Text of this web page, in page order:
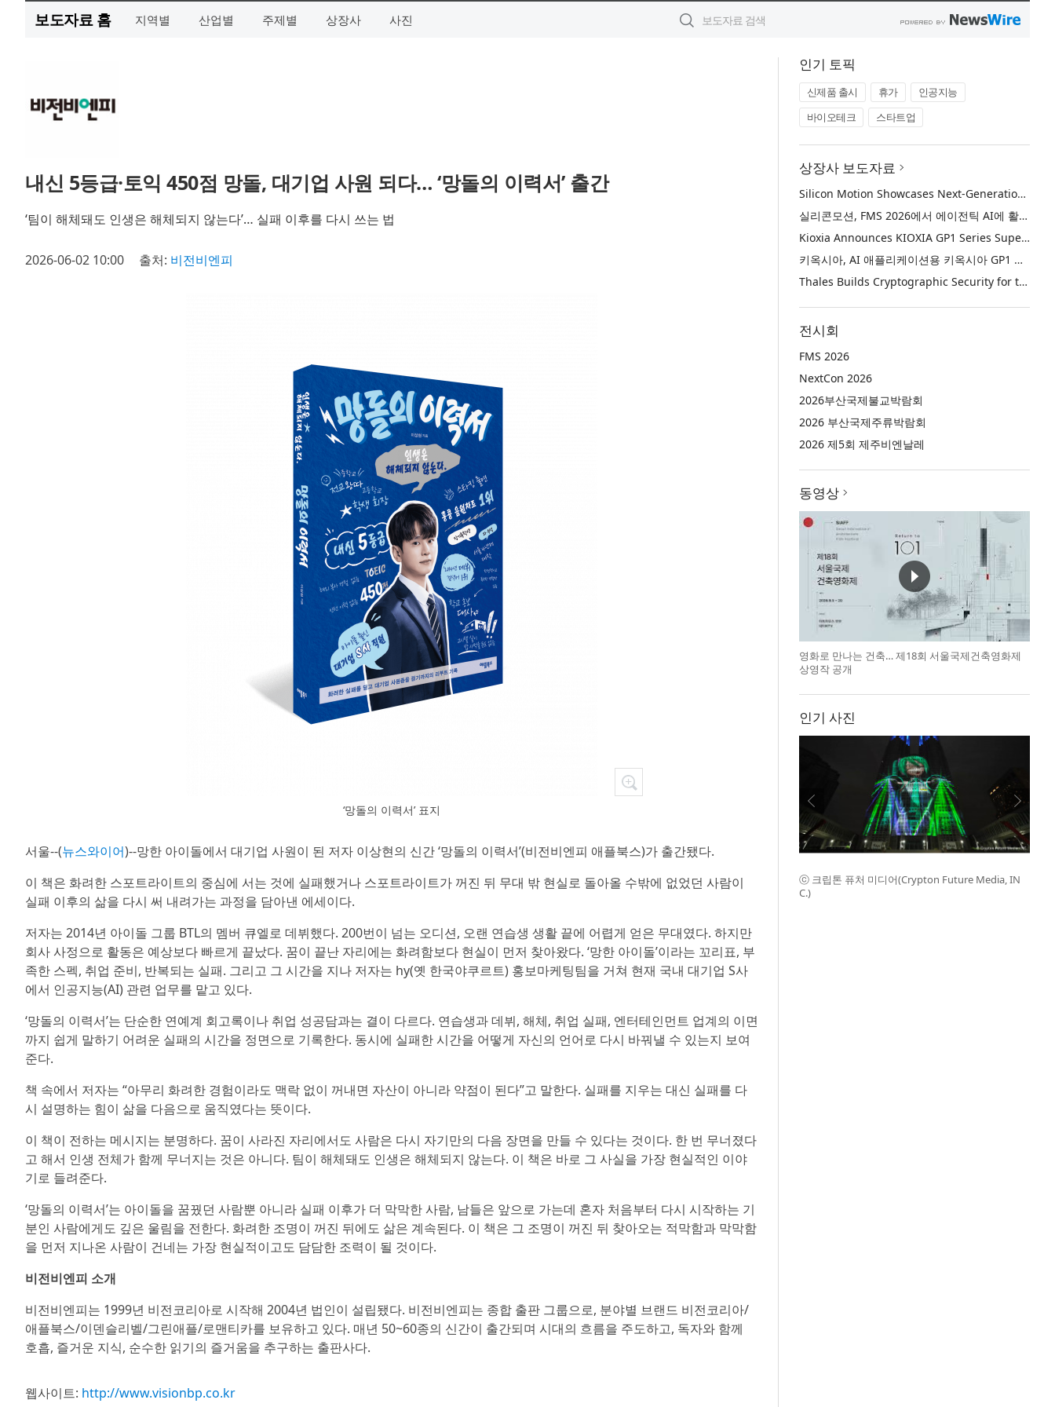
보도자료 홈 지역별 산업별 주제별 상장사 사진
내신 5등급·토익 450점 망돌, 대기업 사원 되다… ‘망돌의 이력서’ 출간
‘팀이 해체돼도 인생은 해체되지 않는다’… 실패 이후를 다시 쓰는 법
2026-06-02 10:00 출처: 비전비엔피
‘망돌의 이력서’ 표지
서울--(뉴스와이어)--망한 아이돌에서 대기업 사원이 된 저자 이상현의 신간 ‘망돌의 이력서’(비전비엔피 애플북스)가 출간됐다.
이 책은 화려한 스포트라이트의 중심에 서는 것에 실패했거나 스포트라이트가 꺼진 뒤 무대 밖 현실로 돌아올 수밖에 없었던 사람이
실패 이후의 삶을 다시 써 내려가는 과정을 담아낸 에세이다.
저자는 2014년 아이돌 그룹 BTL의 멤버 큐엘로 데뷔했다. 200번이 넘는 오디션, 오랜 연습생 생활 끝에 어렵게 얻은 무대였다. 하지만
회사 사정으로 활동은 예상보다 빠르게 끝났다. 꿈이 끝난 자리에는 화려함보다 현실이 먼저 찾아왔다. ‘망한 아이돌’이라는 꼬리표, 부
족한 스펙, 취업 준비, 반복되는 실패. 그리고 그 시간을 지나 저자는 hy(옛 한국야쿠르트) 홍보마케팅팀을 거쳐 현재 국내 대기업 S사
에서 인공지능(AI) 관련 업무를 맡고 있다.
‘망돌의 이력서’는 단순한 연예계 회고록이나 취업 성공담과는 결이 다르다. 연습생과 데뷔, 해체, 취업 실패, 엔터테인먼트 업계의 이면
까지 쉽게 말하기 어려운 실패의 시간을 정면으로 기록한다. 동시에 실패한 시간을 어떻게 자신의 언어로 다시 바꿔낼 수 있는지 보여
준다.
책 속에서 저자는 “아무리 화려한 경험이라도 맥락 없이 꺼내면 자산이 아니라 약점이 된다”고 말한다. 실패를 지우는 대신 실패를 다
시 설명하는 힘이 삶을 다음으로 움직였다는 뜻이다.
이 책이 전하는 메시지는 분명하다. 꿈이 사라진 자리에서도 사람은 다시 자기만의 다음 장면을 만들 수 있다는 것이다. 한 번 무너졌다
고 해서 인생 전체가 함께 무너지는 것은 아니다. 팀이 해체돼도 인생은 해체되지 않는다. 이 책은 바로 그 사실을 가장 현실적인 이야
기로 들려준다.
‘망돌의 이력서’는 아이돌을 꿈꿨던 사람뿐 아니라 실패 이후가 더 막막한 사람, 남들은 앞으로 가는데 혼자 처음부터 다시 시작하는 기
분인 사람에게도 깊은 울림을 전한다. 화려한 조명이 꺼진 뒤에도 삶은 계속된다. 이 책은 그 조명이 꺼진 뒤 찾아오는 적막함과 막막함
을 먼저 지나온 사람이 건네는 가장 현실적이고도 담담한 조력이 될 것이다.
비전비엔피 소개
비전비엔피는 1999년 비전코리아로 시작해 2004년 법인이 설립됐다. 비전비엔피는 종합 출판 그룹으로, 분야별 브랜드 비전코리아/
애플북스/이덴슬리벨/그린애플/로맨티카를 보유하고 있다. 매년 50~60종의 신간이 출간되며 시대의 흐름을 주도하고, 독자와 함께
호흡, 즐거운 지식, 순수한 읽기의 즐거움을 추구하는 출판사다.
웹사이트: http://www.visionbp.co.kr
인기 토픽
신제품 출시 휴가
인공지능
바이오테크
스타트업
상장사 보도자료
Silicon Motion Showcases Next-Generation Storage Solutions for Agentic AI Applications at FMS 2026
실리콘모션, FMS 2026에서 에이전틱 AI에 활용하기 위한 차세대 스토리지 솔루션 공개
Kioxia Announces KIOXIA GP1 Series Super High IOPS SSDs for AI Applications
키옥시아, AI 애플리케이션용 키옥시아 GP1 시리즈 슈퍼 하이 IOPS SSD 발표
Thales Builds Cryptographic Security for the Age of AI and Post-Quantum Computing
전시회
FMS 2026
NextCon 2026
2026부산국제불교박람회
2026 부산국제주류박람회
2026 제5회 제주비엔날레
동영상
영화로 만나는 건축… 제18회 서울국제건축영화제
상영작 공개
인기 사진
ⓒ 크립톤 퓨처 미디어(Crypton Future Media, IN
C.)